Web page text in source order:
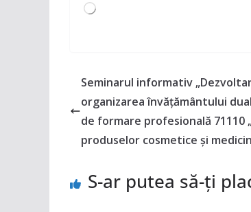
Încarc...
Seminarul informativ
organizarea învățământului
de formare profesională 71110
produselor cosmetice și
S-ar putea să-ți